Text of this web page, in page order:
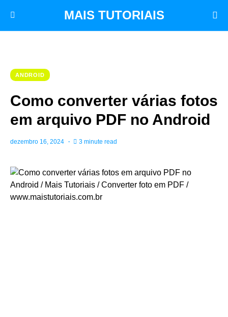
MAIS TUTORIAIS
ANDROID
Como converter várias fotos
em arquivo PDF no Android
dezembro 16, 2024 3 minute read